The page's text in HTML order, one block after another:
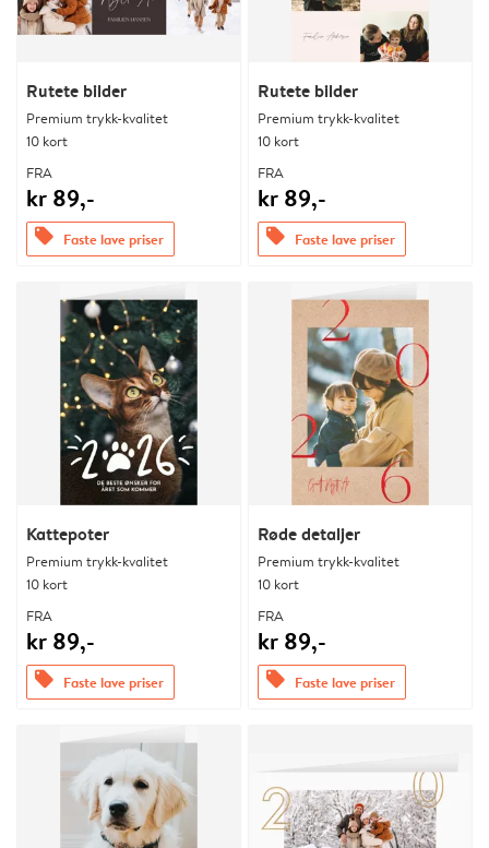
Rutete bilder
Premium trykk-kvalitet
10 kort
FRA
kr 89,-
offers Faste lave priser
Rutete bilder
Premium trykk-kvalitet
10 kort
FRA
kr 89,-
offers Faste lave priser
Kattepoter
Premium trykk-kvalitet
10 kort
FRA
kr 89,-
offers Faste lave priser
Røde detaljer
Premium trykk-kvalitet
10 kort
FRA
kr 89,-
offers Faste lave priser